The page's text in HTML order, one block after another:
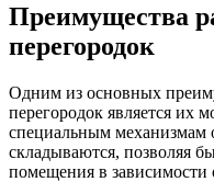
Преимущества
перегородок
Одним из основных
перегородок является их
специальным механизмам
складываются, позволяя
помещения в зависимости